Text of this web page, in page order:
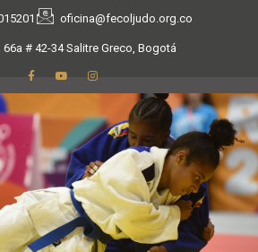
oficina@fecoljudo.org.co
66a # 42-34 Salitre Greco, Bogotá